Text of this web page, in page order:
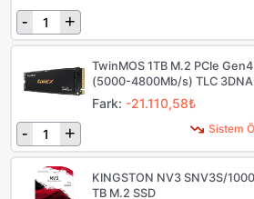
- +
Sistem
TwinMOS 1TB M.2 PCIe
(5000-4800Mb/s) TLC
Fark: -21.110,58₺
- +
KINGSTON NV3 SNV3S/
TB M.2 SSD